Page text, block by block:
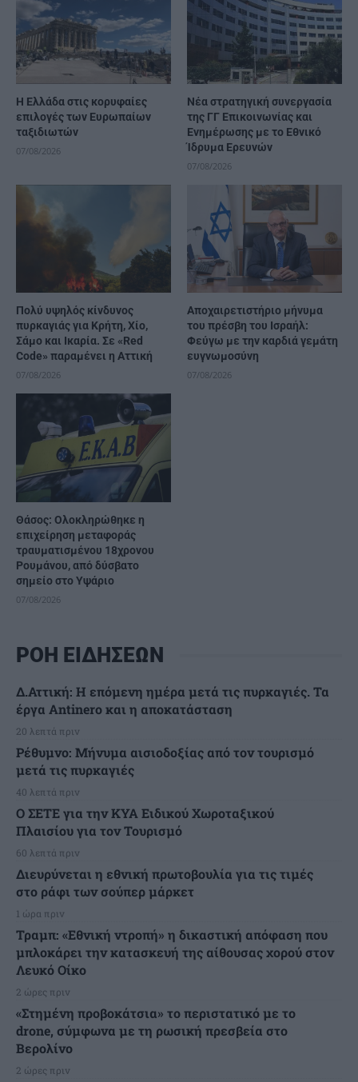
Η Ελλάδα στις κορυφαίες
επιλογές των Ευρωπαίων
ταξιδιωτών
07/08/2026
Νέα στρατηγική συνεργασία
της ΓΓ Επικοινωνίας και
Ενημέρωσης με το Εθνικό
Ίδρυμα Ερευνών
07/08/2026
Πολύ υψηλός κίνδυνος
πυρκαγιάς για Κρήτη, Χίο,
Σάμο και Ικαρία. Σε «Red
Code» παραμένει η Αττική
07/08/2026
Αποχαιρετιστήριο μήνυμα
του πρέσβη του Ισραήλ:
Φεύγω με την καρδιά γεμάτη
ευγνωμοσύνη
07/08/2026
Θάσος: Ολοκληρώθηκε η
επιχείρηση μεταφοράς
τραυματισμένου 18χρονου
Ρουμάνου, από δύσβατο
σημείο στο Υψάριο
07/08/2026
ΡΟΗ ΕΙΔΗΣΕΩΝ
Δ.Αττική: Η επόμενη ημέρα μετά τις πυρκαγιές. Τα
έργα Antinero και η αποκατάσταση
20 λεπτά πριν
Ρέθυμνο: Μήνυμα αισιοδοξίας από τον τουρισμό
μετά τις πυρκαγιές
40 λεπτά πριν
Ο ΣΕΤΕ για την ΚΥΑ Ειδικού Χωροταξικού
Πλαισίου για τον Τουρισμό
60 λεπτά πριν
Διευρύνεται η εθνική πρωτοβουλία για τις τιμές
στο ράφι των σούπερ μάρκετ
1 ώρα πριν
Τραμπ: «Εθνική ντροπή» η δικαστική απόφαση που
μπλοκάρει την κατασκευή της αίθουσας χορού στον
Λευκό Οίκο
2 ώρες πριν
«Στημένη προβοκάτσια» το περιστατικό με το
drone, σύμφωνα με τη ρωσική πρεσβεία στο
Βερολίνο
2 ώρες πριν